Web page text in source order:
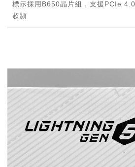
標示採用B650晶片組，支援PCIe
超頻